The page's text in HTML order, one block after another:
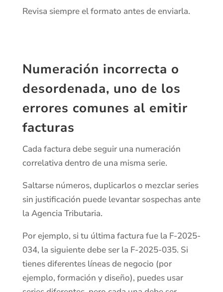
Revisa siempre el formato antes de enviarla.
Numeración incorrecta o
desordenada, uno de los
errores comunes al emitir
facturas
Cada factura debe seguir una numeración
correlativa dentro de una misma serie.
Saltarse números, duplicarlos o mezclar series
sin justificación puede levantar sospechas ante
la Agencia Tributaria.
Por ejemplo, si tu última factura fue la F-2025-
034, la siguiente debe ser la F-2025-035. Si
tienes diferentes líneas de negocio (por
ejemplo, formación y diseño), puedes usar